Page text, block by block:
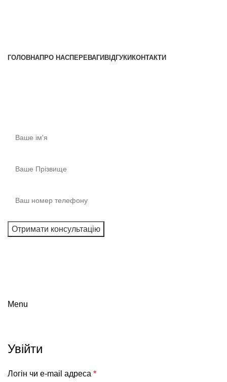
ГОЛОВНАПРО НАСПЕРЕВАГИ ВІДГУКИ КОНТАКТИ
Menu
Увійти
Логін чи e-mail адреса *